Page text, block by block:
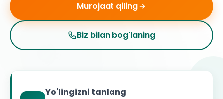
Murojaat qiling
Biz bilan bog'laning
Yo'lingizni tanlang